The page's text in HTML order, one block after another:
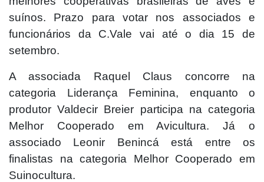
suínos. Prazo para votar nos associados e
funcionários da C.Vale vai até o dia 15 de
setembro.
A associada Raquel Claus concorre na
categoria Liderança Feminina, enquanto o
produtor Valdecir Breier participa na categoria
Melhor Cooperado em Avicultura. Já o
associado Leonir Benincá está entre os
finalistas na categoria Melhor Cooperado em
Suinocultura.